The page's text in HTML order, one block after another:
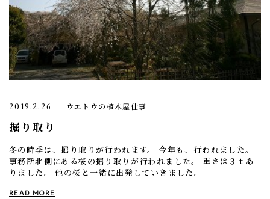
2019.2.26 ウエトウの植木屋仕事
掘り取り
冬の時季は、掘り取りが行われます。 今年も、行われました。
事務所北側にある桜の掘り取りが行われました。 重さは３ｔあ
りました。 他の桜と一緒に出発していきました。
READ MORE